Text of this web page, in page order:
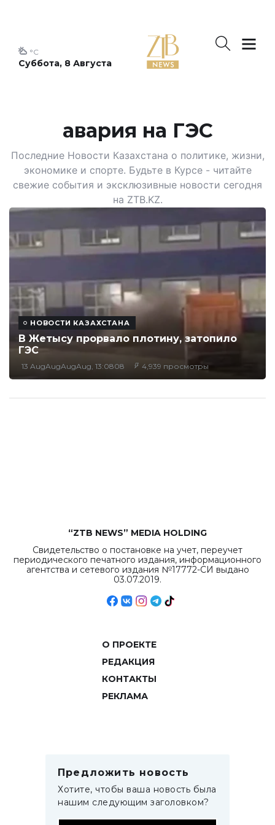
Суббота, 8 Августа
°C
авария на ГЭС
Последние Новости Казахстана о политике, жизни,
экономике и спорте. Будьте в Курсе - читайте
свежие события и эксклюзивные новости сегодня
на ZTB.KZ.
НОВОСТИ КАЗАХСТАНА
В Жетысу прорвало плотину, затопило
ГЭС
13 AugAugAugAug, 13:0808 4,939 просмотры
“ZTB NEWS” MEDIA HOLDING
Свидетельство о постановке на учет, переучет
периодического печатного издания, информационного
агентства и сетевого издания №17772-СИ выдано
03.07.2019.
О ПРОЕКТЕ
РЕДАКЦИЯ
КОНТАКТЫ
РЕКЛАМА
Предложить новость
Хотите, чтобы ваша новость была
нашим следующим заголовком?